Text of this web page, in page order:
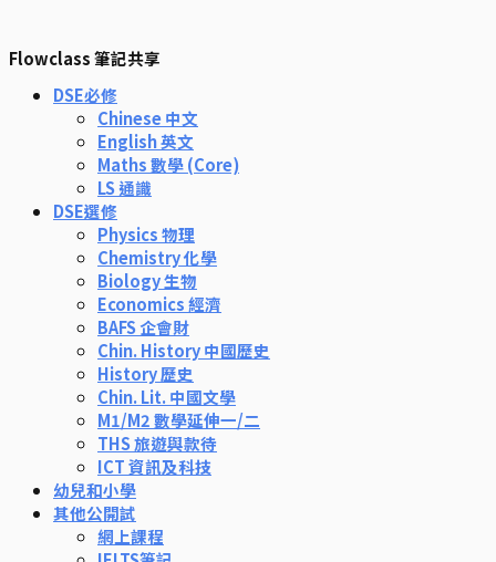
Flowclass 筆記共享
DSE必修
Chinese 中文
English 英文
Maths 數學 (Core)
LS 通識
DSE選修
Physics 物理
Chemistry 化學
Biology 生物
Economics 經濟
BAFS 企會財
Chin. History 中國歷史
History 歷史
Chin. Lit. 中國文學
M1/M2 數學延伸一/二
THS 旅遊與款待
ICT 資訊及科技
幼兒和小學
其他公開試
網上課程